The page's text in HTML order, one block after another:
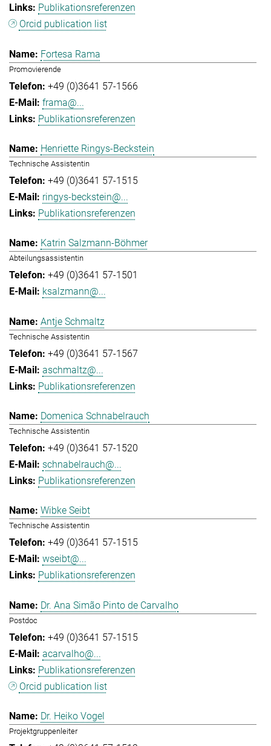
Publikationsreferenzen
Orcid publication list
Fortesa Rama
Promovierende
+49 (0)3641 57-1566
frama@...
Publikationsreferenzen
Henriette Ringys-Beckstein
Technische Assistentin
+49 (0)3641 57-1515
ringys-beckstein@...
Publikationsreferenzen
Katrin Salzmann-Böhmer
Abteilungsassistentin
+49 (0)3641 57-1501
ksalzmann@...
Antje Schmaltz
Technische Assistentin
+49 (0)3641 57-1567
aschmaltz@...
Publikationsreferenzen
Domenica Schnabelrauch
Technische Assistentin
+49 (0)3641 57-1520
schnabelrauch@...
Publikationsreferenzen
Wibke Seibt
Technische Assistentin
+49 (0)3641 57-1515
wseibt@...
Publikationsreferenzen
Dr. Ana Simão Pinto de Carvalho
Postdoc
+49 (0)3641 57-1515
acarvalho@...
Publikationsreferenzen
Orcid publication list
Dr. Heiko Vogel
Projektgruppenleiter